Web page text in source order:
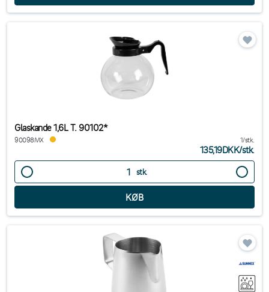
Glaskande 1,6L T. 90102*
90098MX 1/stk.
135,19DKK/stk.
stk.